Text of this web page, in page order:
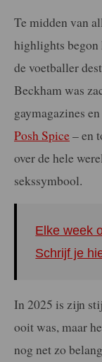
Te midden van
highlights begon
de voetballer
Beckham was
gaymagazines
Posh Spice– en
over de hele
sekssymbool.
Elke week
Schrijf je
In 2025 is zijn
ooit was, maar
nog net zo